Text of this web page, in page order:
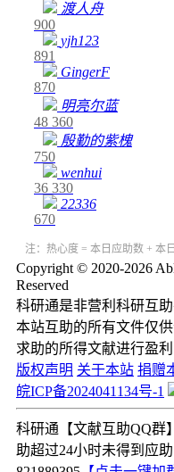
渡人舟
900
yjh123
891
GingerF
870
明亮尔蓝
48 360
殷勤的紫槐
750
wenhui
36 330
22336
670
注：热心度 = 本日应助数 + 本
Copyright © 2020-2026
Reserved
科研通是非营利科研互
本站互助的所有文件仅
求助的所得文献进行盈
版权声明 关于本站 捐赠
皖ICP备2024041134号-1
科研通【文献互助QQ群
助超过24小时未得到应